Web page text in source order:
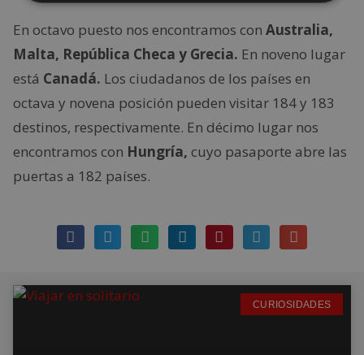
En octavo puesto nos encontramos con Australia,
Malta, República Checa y Grecia. En noveno lugar
está Canadá. Los ciudadanos de los países en
octava y novena posición pueden visitar 184 y 183
destinos, respectivamente. En décimo lugar nos
encontramos con Hungría, cuyo pasaporte abre las
puertas a 182 países.
CURIOSIDADES